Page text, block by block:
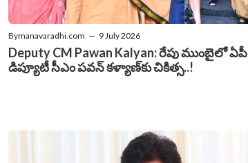
Bymanavaradhi.com — 9 July 2026
Deputy CM Pawan Kalyan: రేపు ముంబైలో ఏపీ
డిప్యూటీ సీఎం పవన్‌ కళ్యాణ్‌కు చికిత్స..!